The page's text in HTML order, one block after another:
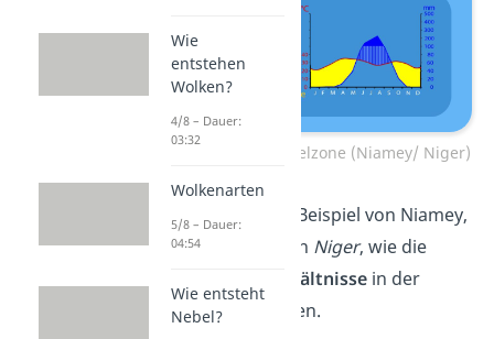
Klimadiagramm Sahelzone (Niamey/ Niger)
Hier siehst du am Beispiel von Niamey,
der Hauptstadt von Niger, wie die
klimatischen Verhältnisse in der
Sahelzone aussehen.
Wie
entstehen
Wolken?
4/8 – Dauer:
03:32
Wolkenarten
5/8 – Dauer:
04:54
Wie entsteht
Nebel?